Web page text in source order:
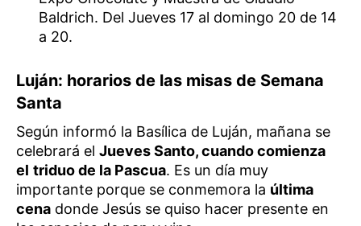
Baldrich. Del Jueves 17 al domingo 20 de 14
a 20.
Luján: horarios de las misas de Semana
Santa
Según informó la Basílica de Luján, mañana se
celebrará el Jueves Santo, cuando comienza
el triduo de la Pascua. Es un día muy
importante porque se conmemora la última
cena donde Jesús se quiso hacer presente en